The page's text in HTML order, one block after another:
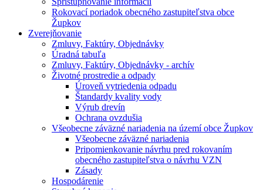
Rokovací poriadok obecného zastupiteľstva obce
Župkov
Zverejňovanie
Zmluvy, Faktúry, Objednávky
Úradná tabuľa
Zmluvy, Faktúry, Objednávky - archív
Životné prostredie a odpady
Úroveň vytriedenia odpadu
Štandardy kvality vody
Výrub drevín
Ochrana ovzdušia
Všeobecne záväzné nariadenia na území obce Župkov
Všeobecne záväzné nariadenia
Pripomienkovanie návrhu pred rokovaním
obecného zastupiteľstva o návrhu VZN
Zásady
Hospodárenie